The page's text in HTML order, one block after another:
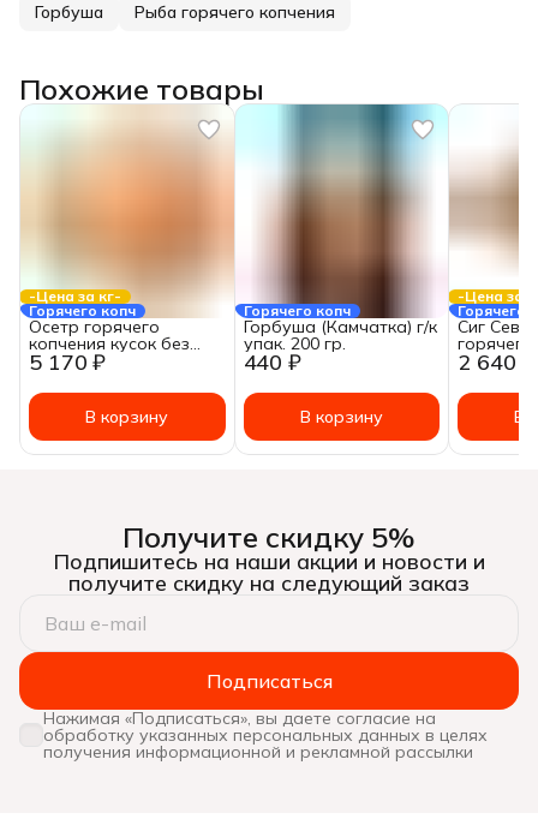
Горбуша Рыба горячего копчения
Похожие товары
-Цена за кг-
Горячего копч
5 170 ₽
Осетр горячего
копчения кусок без
кожи ~ 350-450 гр.
~Цена за: 1кг
В корзину
Горячего копч
440 ₽
Горбуша (Камчатка) г/к
упак. 200 гр.
В корзину
-Цена за
Горячего
2 640 ₽
Сиг
250-250 г
В
Получите скидку 5%
Подпишитесь на наши акции и новости и
получите скидку на следующий заказ
Подписаться
Нажимая «Подписаться», вы даете согласие на
обработку указанных персональных данных в целях
получения информационной и рекламной рассылки